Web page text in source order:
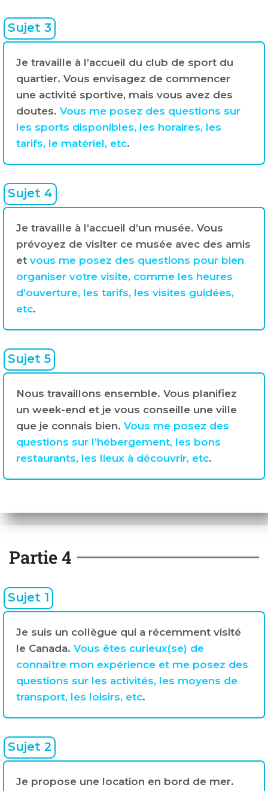
Sujet 3
Je travaille à l’accueil du club de sport du
quartier. Vous envisagez de commencer
une activité sportive, mais vous avez des
doutes. Vous me posez des questions sur
les sports disponibles, les horaires, les
tarifs, le matériel, etc.
Sujet 4
Je travaille à l’accueil d’un musée. Vous
prévoyez de visiter ce musée avec des amis
et vous me posez des questions pour bien
organiser votre visite, comme les heures
d’ouverture, les tarifs, les visites guidées,
etc.
Sujet 5
Nous travaillons ensemble. Vous planifiez
un week-end et je vous conseille une ville
que je connais bien. Vous me posez des
questions sur l’hébergement, les bons
restaurants, les lieux à découvrir, etc.
Partie 4
Sujet 1
Je suis un collègue qui a récemment visité
le Canada. Vous êtes curieux(se) de
connaître mon expérience et me posez des
questions sur les activités, les moyens de
transport, les loisirs, etc.
Sujet 2
Je propose une location en bord de mer.